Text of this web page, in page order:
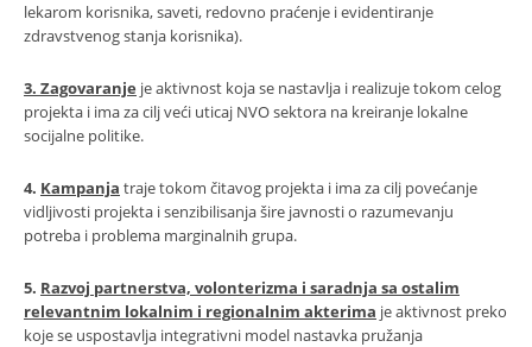
lekarom korisnika, saveti, redovno praćenje i evidentiranje
zdravstvenog stanja korisnika).
3. Zagovaranje je aktivnost koja se nastavlja i realizuje tokom celog
projekta i ima za cilj veći uticaj NVO sektora na kreiranje lokalne
socijalne politike.
4. Kampanja traje tokom čitavog projekta i ima za cilj povećanje
vidljivosti projekta i senzibilisanja šire javnosti o razumevanju
potreba i problema marginalnih grupa.
5. Razvoj partnerstva, volonterizma i saradnja sa ostalim
relevantnim lokalnim i regionalnim akterima je aktivnost preko
koje se uspostavlja integrativni model nastavka pružanja